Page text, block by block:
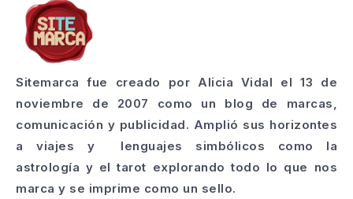
Sitemarca fue creado por Alicia Vidal el 13 de
noviembre de 2007 como un blog de marcas,
comunicación y publicidad. Amplió sus horizontes
a viajes y lenguajes simbólicos como la
astrología y el tarot explorando todo lo que nos
marca y se imprime como un sello.